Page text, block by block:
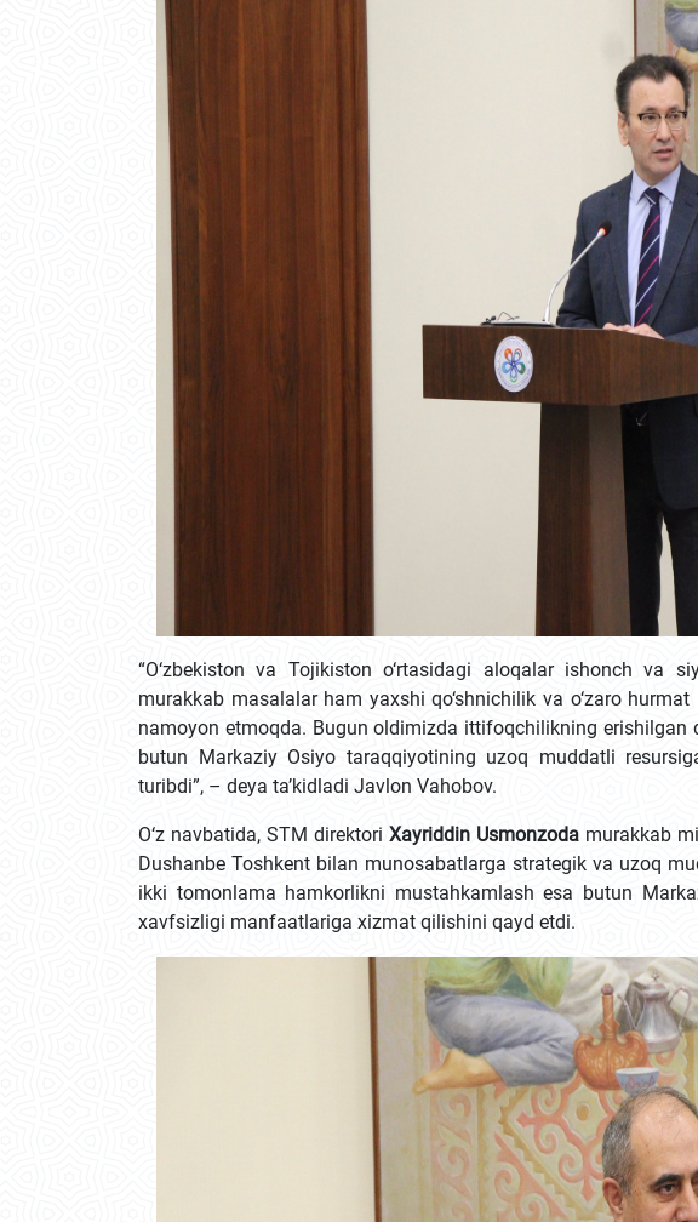
“O‘zbekiston va Tojikiston o‘rtasidagi aloqalar ishonch va
murakkab masalalar ham yaxshi qo‘shnichilik va o‘zaro
namoyon etmoqda. Bugun oldimizda ittifoqchilikning
butun Markaziy Osiyo taraqqiyotining uzoq muddatli
turibdi”, – deya ta’kidladi Javlon Vahobov.
O‘z navbatida, STM direktori Xayriddin Usmonzoda murakkab
Dushanbe Toshkent bilan munosabatlarga strategik va uzoq
ikki tomonlama hamkorlikni mustahkamlash esa butun
xavfsizligi manfaatlariga xizmat qilishini qayd etdi.